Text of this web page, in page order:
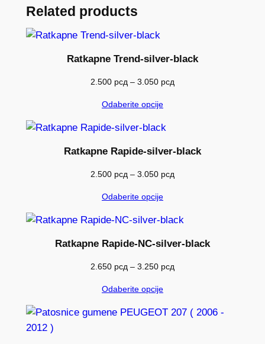
Related products
Ratkapne Trend-silver-black
2.500 рсд – 3.050 рсд
3.050 рсд
Odaberite opcije
Ratkapne Rapide-silver-black
2.500 рсд – 3.050 рсд
do
3.050 рсд
Odaberite opcije
Ratkapne Rapide-NC-silver-black
2.650 рсд – 3.250 рсд
do
Odaberite opcije